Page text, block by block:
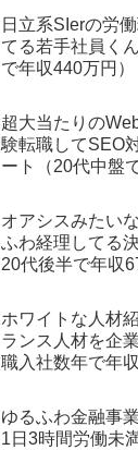
日立系SIerの労
てる若手社員く
で年収440万円）
超大当たりの
験転職してSEO
ート（20代中盤
オアシスみたい
ふわ経理してる
20代後半で年収
ホワイトな人材
ランス人材を企
職入社数年で年
ゆるふわ金融事
1日3時間労働未